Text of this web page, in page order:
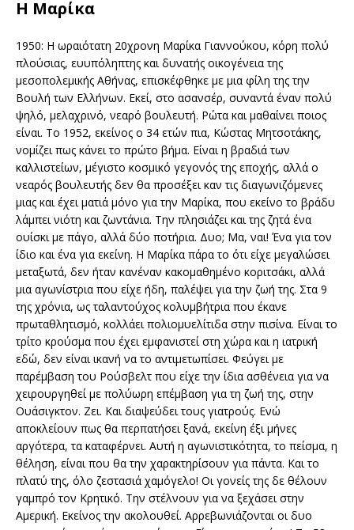
Η Μαρίκα
1950: Η ωραιότατη 20χρονη Μαρίκα Γιαννούκου, κόρη πολύ
πλούσιας, ευυπόληπτης και δυνατής οικογένεια της
μεσοπολεμικής Αθήνας, επισκέφθηκε με μια φίλη της την
Βουλή των Ελλήνων. Εκεί, στο ασανσέρ, συναντά έναν πολύ
ψηλό, μελαχρινό, νεαρό βουλευτή. Ρώτα και μαθαίνει ποιος
είναι. Το 1952, εκείνος ο 34 ετών πια, Κώστας Μητσοτάκης,
νομίζει πως κάνει το πρώτο βήμα. Είναι η βραδιά των
καλλιστείων, μέγιστο κοσμικό γεγονός της εποχής, αλλά ο
νεαρός βουλευτής δεν θα προσέξει καν τις διαγωνιζόμενες
μιας και έχει ματιά μόνο για την Μαρίκα, που εκείνο το βράδυ
λάμπει νιότη και ζωντάνια. Την πλησιάζει και της ζητά ένα
ουίσκι με πάγο, αλλά δύο ποτήρια. Δυο; Μα, ναι! Ένα για τον
ίδιο και ένα για εκείνη. Η Μαρίκα πάρα το ότι είχε μεγαλώσει
μεταξωτά, δεν ήταν κανέναν κακομαθημένο κοριτσάκι, αλλά
μια αγωνίστρια που είχε ήδη, παλέψει για την ζωή της. Στα 9
της χρόνια, ως ταλαντούχος κολυμβήτρια που έκανε
πρωταθλητισμό, κολλάει πολιομυελίτιδα στην πισίνα. Είναι το
τρίτο κρούσμα που έχει εμφανιστεί στη χώρα και η ιατρική
εδώ, δεν είναι ικανή να το αντιμετωπίσει. Φεύγει με
παρέμβαση του Ρούσβελτ που είχε την ίδια ασθένεια για να
χειρουργηθεί με πολύωρη επέμβαση για τη ζωή της, στην
Ουάσιγκτον. Ζει. Και διαψεύδει τους γιατρούς. Ενώ
αποκλείουν πως θα περπατήσει ξανά, εκείνη έξι μήνες
αργότερα, τα καταφέρνει. Αυτή η αγωνιστικότητα, το πείσμα, η
θέληση, είναι που θα την χαρακτηρίσουν για πάντα. Και το
πλατύ της, όλο ζεστασιά χαμόγελο! Οι γονείς της δε θέλουν
γαμπρό τον Κρητικό. Την στέλνουν για να ξεχάσει στην
Αμερική. Εκείνος την ακολουθεί. Αρρεβωνιάζονται οι δυο